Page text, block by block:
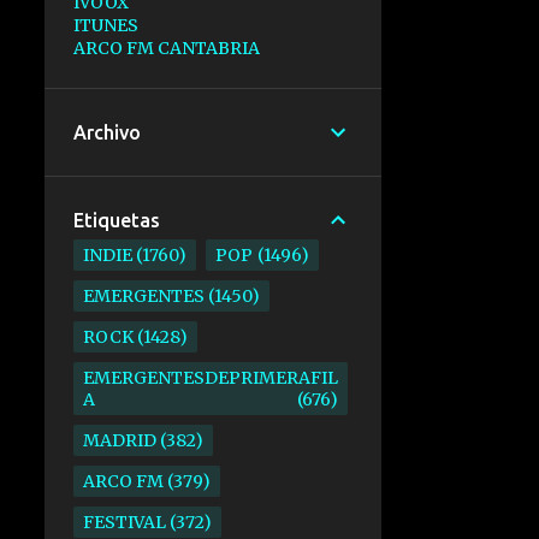
ITUNES
ARCO FM CANTABRIA
Archivo
Etiquetas
INDIE 1760 POP 1496
EMERGENTES 1450
ROCK 1428
EMERGENTESDEPRIMERAFIL
A
676
MADRID 382
ARCO FM 379
FESTIVAL 372